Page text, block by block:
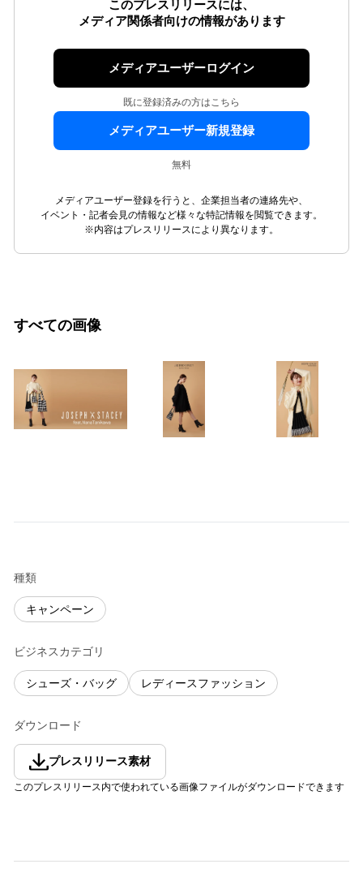
このプレスリリースには、
メディア関係者向けの情報があります
メディアユーザーログイン
既に登録済みの方はこちら
メディアユーザー新規登録
無料
メディアユーザー登録を行うと、企業担当者の連絡先や、
イベント・記者会見の情報など様々な特記情報を閲覧できます。
※内容はプレスリリースにより異なります。
すべての画像
種類
キャンペーン
ビジネスカテゴリ
シューズ・バッグ レディースファッション
ダウンロード
プレスリリース素材
このプレスリリース内で使われている画像ファイルがダウンロードできます